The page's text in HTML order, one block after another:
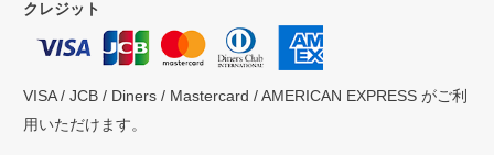
クレジット
VISA / JCB / Diners / Mastercard / AMERICAN EXPRESS がご利
用いただけます。